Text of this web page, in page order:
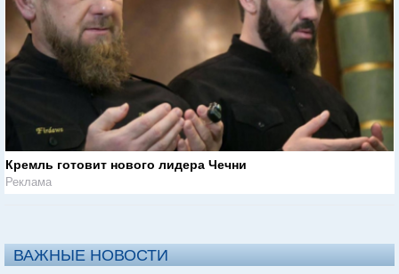
Кремль готовит нового лидера Чечни
Реклама
ВАЖНЫЕ НОВОСТИ